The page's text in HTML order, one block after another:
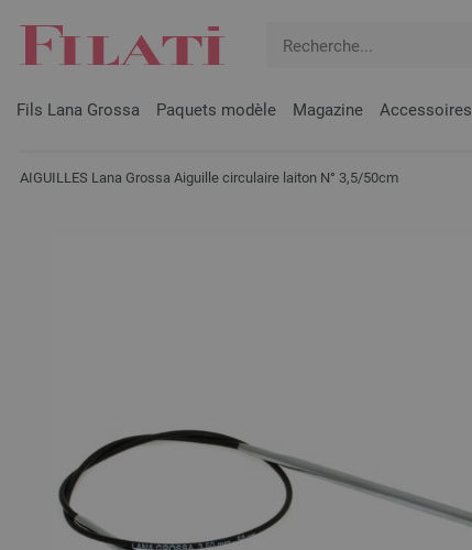
Fils Lana Grossa Paquets modèle Magazine Accessoires
AIGUILLES Lana Grossa Aiguille circulaire laiton N° 3,5/50cm